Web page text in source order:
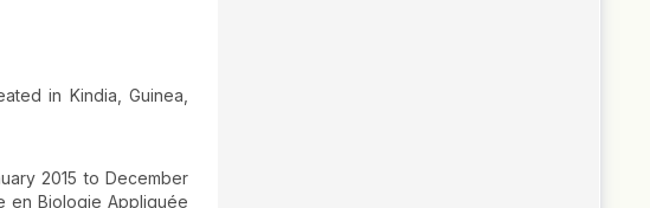
in Kindia, Guinea,
2015 to December
en Biologie Appliquée